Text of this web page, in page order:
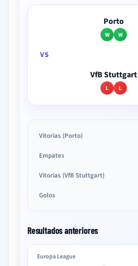
Porto
W W
VS
VfB Stuttgart
L L
Vitorias (Porto)
Empates
Vitorias (VfB Stuttgart)
Golos
Resultados anteriores
Europa League